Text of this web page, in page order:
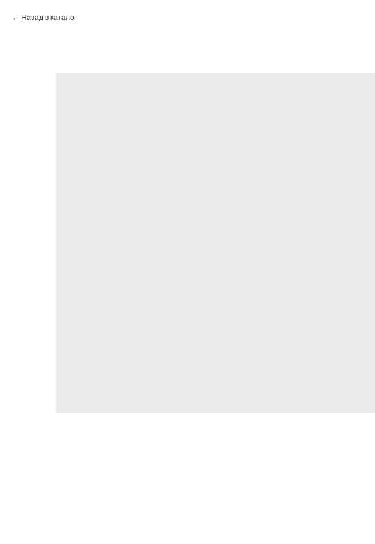
Назад в каталог